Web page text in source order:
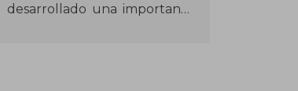
desarrollado una importante
Humanos del gremio